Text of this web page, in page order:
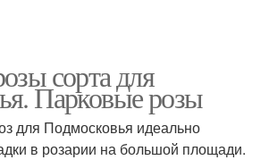
сорта для
Парковые розы
для Подмосковья идеально
в розарии на большой площади.